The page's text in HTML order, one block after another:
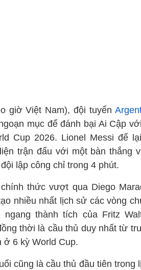
giờ Việt Nam), đội tuyển
mục để đánh bại Ai Cập
Cup 2026. Lionel Messi để
trận đấu với một bàn thắng
lập công chỉ trong 4 phút.
thức vượt qua Diego
nhiều nhất lịch sử các vòng
ngang thành tích của Fritz
thời là cầu thủ duy nhất từ
ở 6 kỳ World Cup.
cũng là cầu thủ đầu tiên trong